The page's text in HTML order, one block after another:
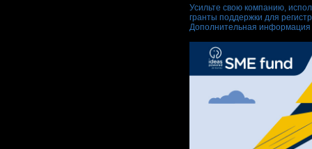
Усильте свою компанию,
гранты поддержки для
Дополнительная информация